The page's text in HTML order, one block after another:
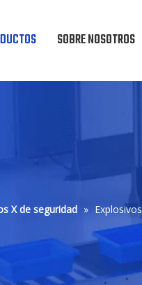
SOBRE NOSOTROS
X de seguridad »